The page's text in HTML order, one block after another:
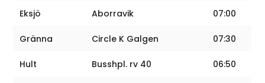
Eksjö Aborravik 07:00
Gränna Circle K Galgen 07:30
Hult Busshpl. rv 40 06:50